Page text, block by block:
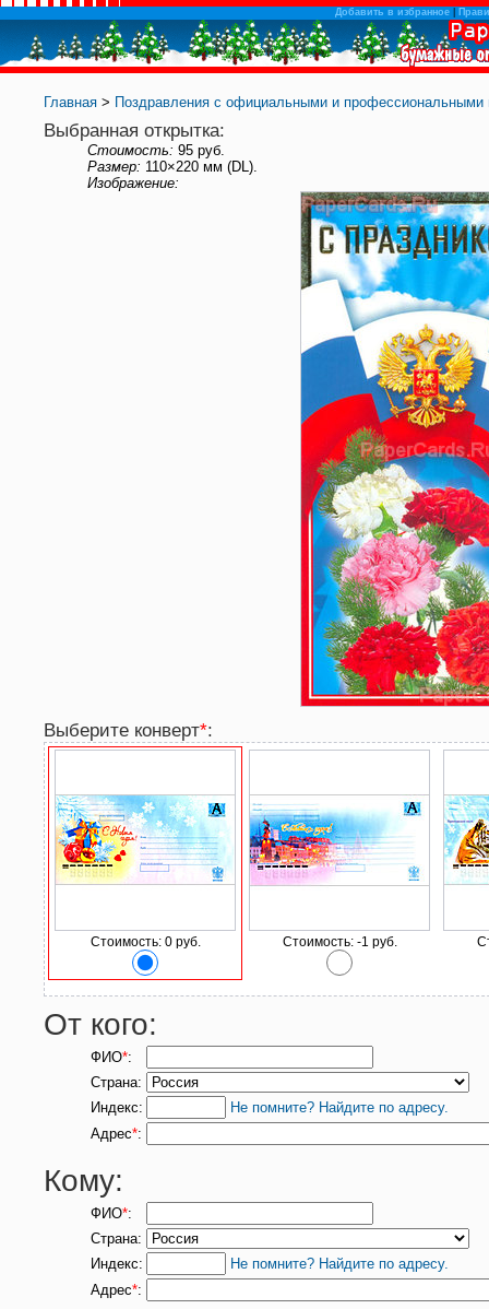
Добавить в избранное|
Главная > Поздравления с официальными и профессиональными
Выбранная открытка:
Стоимость: 95 руб.
Размер: 110×220 мм (DL).
Изображение:
Выберите конверт*:
Стоимость: 0 руб. Стоимость: -1 руб.
От кого:
ФИО*:
Страна:
Индекс:
Не помните? Найдите по адресу.
Адрес*:
Кому:
ФИО*:
Страна:
Индекс:
Не помните? Найдите по адресу.
Адрес*: